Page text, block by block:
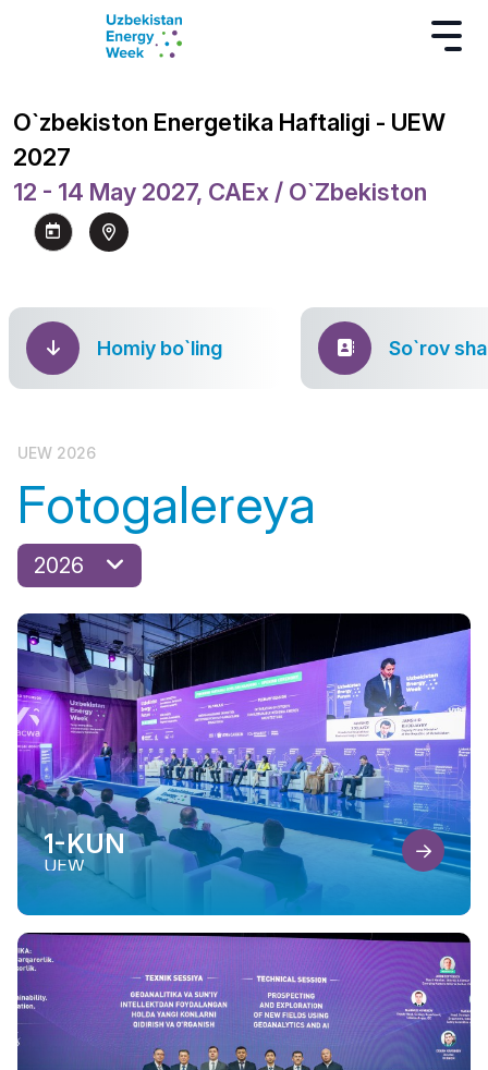
O`zbekiston Energetika Haftaligi - UEW
2027
12 - 14 May 2027, CAEx / O`zbekiston
Homiy bo`ling So`rov
UEW 2026
Fotogalereya
2026
1-KUN
UEW